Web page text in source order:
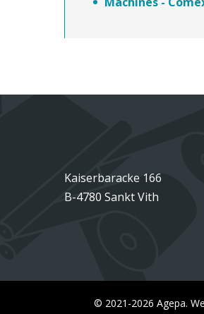
Kaiserbaracke 166
B-4780 Sankt Vith
© 2021-2026 Agepa.